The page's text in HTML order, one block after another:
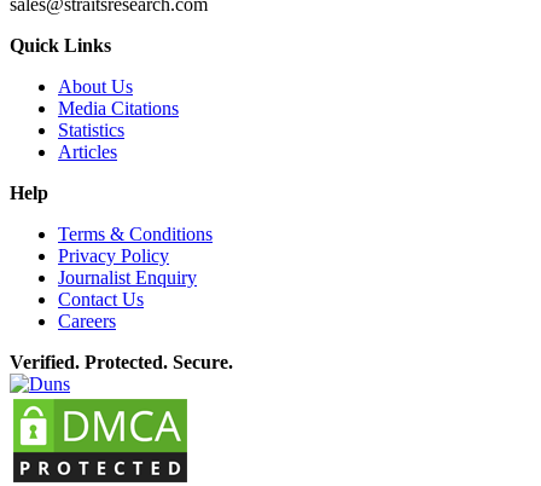
Quick Links
About Us
Media Citations
Statistics
Articles
Help
Terms & Conditions
Privacy Policy
Journalist Enquiry
Contact Us
Careers
Verified. Protected. Secure.